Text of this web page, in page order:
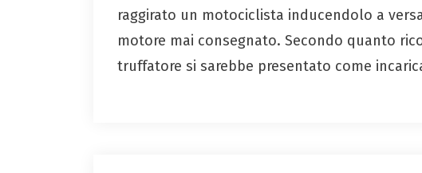
raggirato un motociclista inducendolo a
motore mai consegnato. Secondo quanto
truffatore si sarebbe presentato come